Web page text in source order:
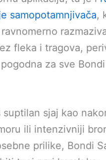
samopotamnjivača,
fleka i tragova,
za sve
suptilan sjaj kao
ili intenzivniji
prilike, Bondi